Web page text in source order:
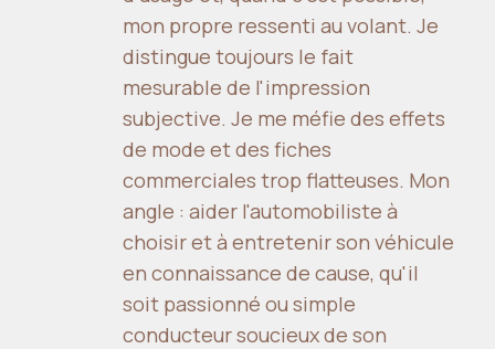
mon propre ressenti au volant. Je
distingue toujours le fait
mesurable de l'impression
subjective. Je me méfie des effets
de mode et des fiches
commerciales trop flatteuses. Mon
angle : aider l'automobiliste à
choisir et à entretenir son véhicule
en connaissance de cause, qu'il
soit passionné ou simple
conducteur soucieux de son